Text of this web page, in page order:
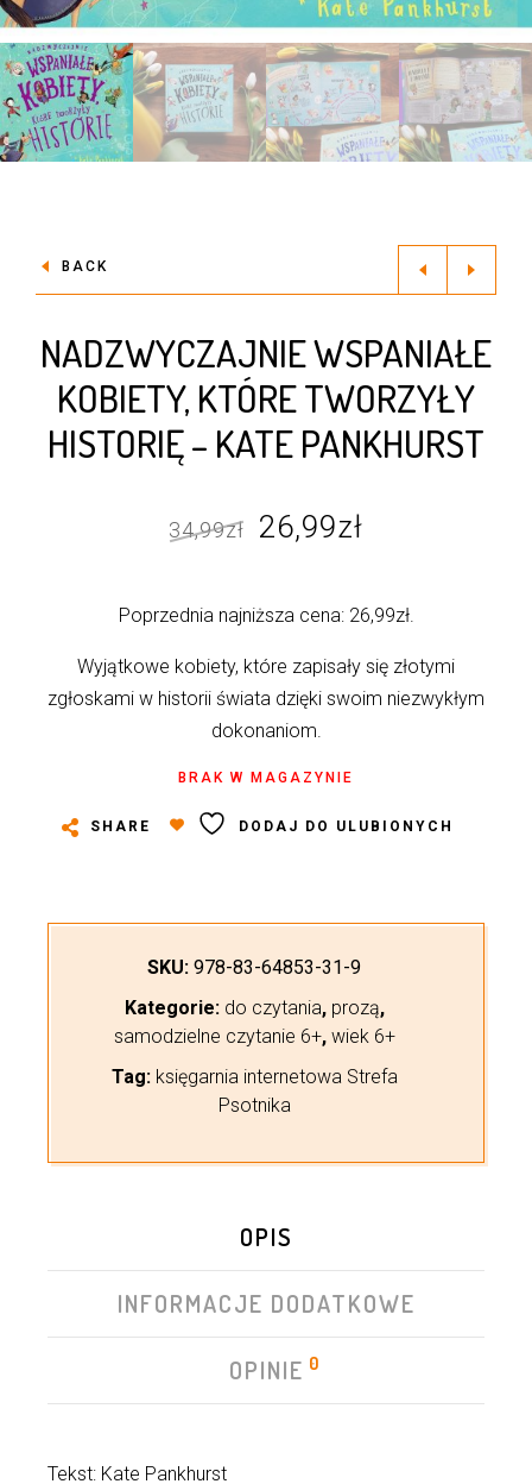
BACK
NADZWYCZAJNIE WSPANIAŁE
KOBIETY, KTÓRE TWORZYŁY
HISTORIĘ – KATE PANKHURST
34,99zł
Pierwotna
wynosiła:
34,99zł.
26,99zł
wynosi:
26,99zł.
Poprzednia najniższa cena: 26,99zł.
Wyjątkowe kobiety, które zapisały się złotymi
zgłoskami w historii świata dzięki swoim niezwykłym
dokonaniom.
BRAK W MAGAZYNIE
SHARE DODAJ DO ULUBIONYCH
SKU: 978-83-64853-31-9
Kategorie: do czytania, prozą,
samodzielne czytanie 6+, wiek 6+
Tag: księgarnia internetowa Strefa
Psotnika
OPIS
INFORMACJE DODATKOWE
OPINIE 0
Tekst: Kate Pankhurst